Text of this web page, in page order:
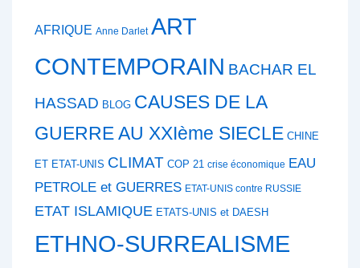
AFRIQUE Anne Darlet ART
CONTEMPORAIN BACHAR EL
HASSAD BLOG CAUSES DE LA
GUERRE AU XXIème SIECLE CHINE
ET ETAT-UNIS CLIMAT COP 21 crise économique EAU
PETROLE et GUERRES ETAT-UNIS contre RUSSIE
ETAT ISLAMIQUE ETATS-UNIS et DAESH
ETHNO-SURREALISME